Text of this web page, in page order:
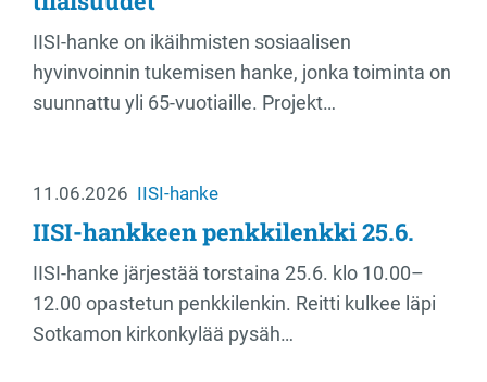
IISI-hanke on ikäihmisten sosiaalisen
hyvinvoinnin tukemisen hanke, jonka toiminta on
suunnattu yli 65-vuotiaille. Projekt…
11.06.2026 IISI-hanke
IISI-hankkeen penkkilenkki 25.6.
IISI-hanke järjestää torstaina 25.6. klo 10.00–
12.00 opastetun penkkilenkin. Reitti kulkee läpi
Sotkamon kirkonkylää pysäh…